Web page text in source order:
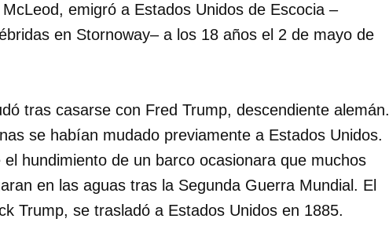
emigró a Estados Unidos de Escocia –
en Stornoway– a los 18 años el 2 de mayo de
tras casarse con Fred Trump, descendiente alemán.
se habían mudado previamente a Estados Unidos.
hundimiento de un barco ocasionara que muchos
en las aguas tras la Segunda Guerra Mundial. El
Trump, se trasladó a Estados Unidos en 1885.